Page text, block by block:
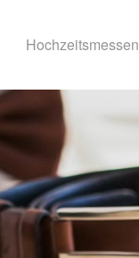
Hochzeitsmessen